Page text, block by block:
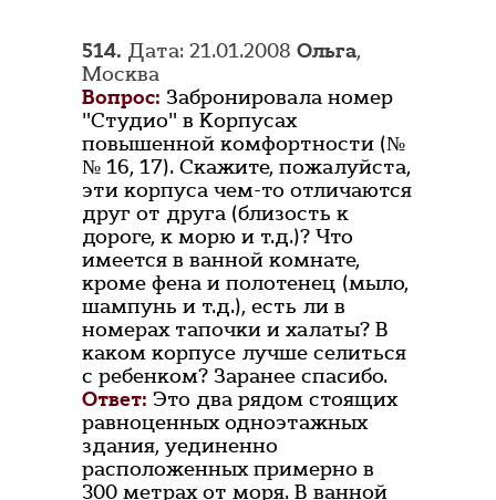
514. Дата: 21.01.2008 Ольга,
Москва
Вопрос: Забронировала номер
"Студио" в Корпусах
повышенной комфортности (№
№ 16, 17). Скажите, пожалуйста,
эти корпуса чем-то отличаются
друг от друга (близость к
дороге, к морю и т.д.)? Что
имеется в ванной комнате,
кроме фена и полотенец (мыло,
шампунь и т.д.), есть ли в
номерах тапочки и халаты? В
каком корпусе лучше селиться
с ребенком? Заранее спасибо.
Ответ: Это два рядом стоящих
равноценных одноэтажных
здания, уединенно
расположенных примерно в
300 метрах от моря. В ванной